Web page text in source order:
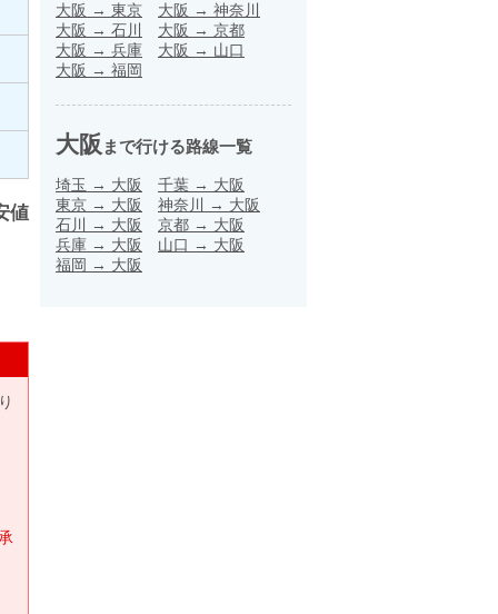
値
大阪 → 東京 大阪 → 神奈川
大阪 → 石川 大阪 → 京都
大阪 → 兵庫 大阪 → 山口
大阪 → 福岡
大阪 まで行ける路線一覧
埼玉 → 大阪 千葉 → 大阪
東京 → 大阪 神奈川 → 大阪
石川
→ 大阪 京都 → 大阪
兵庫 → 大阪 山口 → 大阪
福岡 → 大阪